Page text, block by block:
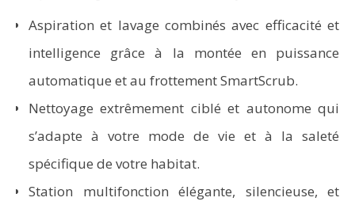
Aspiration et lavage combinés avec efficacité et
intelligence grâce à la montée en puissance
automatique et au frottement SmartScrub.
Nettoyage extrêmement ciblé et autonome qui
s’adapte à votre mode de vie et à la saleté
spécifique de votre habitat.
Station multifonction élégante, silencieuse, et